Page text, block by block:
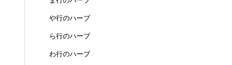
や行のハーブ
ら行のハーブ
わ行のハーブ